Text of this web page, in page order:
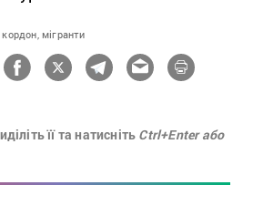
кордон, мігранти
її та натисніть Ctrl+Enter або